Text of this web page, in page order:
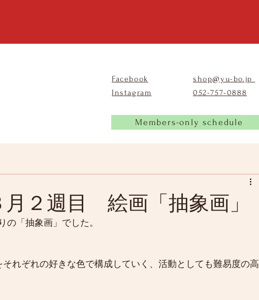
Facebook
Instagram
shop@yu-bo.jp
​052-757-0888
Members-only schedule
月２週目 絵画「抽象画」
の「抽象画」でした。
れぞれの好きな色で構成していく、活動としても難易度の高